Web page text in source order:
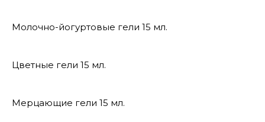
Молочно-йогуртовые гели 15 мл.
Цветные гели 15 мл.
Мерцающие гели 15 мл.